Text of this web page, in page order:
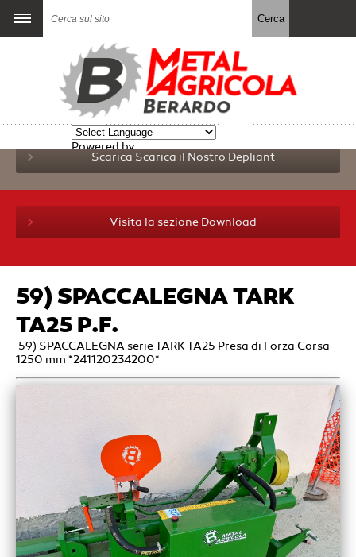
Powered by
Translate
Scarica Scarica il Nostro Depliant
Visita la sezione Download
59) SPACCALEGNA TARK
TA25 P.F.
59) SPACCALEGNA serie TARK TA25 Presa di Forza Corsa
1250 mm *241120234200*